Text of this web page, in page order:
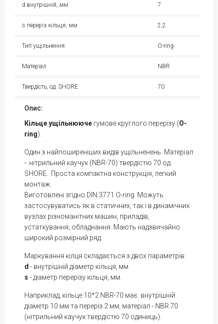
d внутрішній, мм 7
s переріз кільця, мм 2,2
Тип ущільнення O-ring
Матеріал NBR
Твердість, од. SHORE 70
Опис:
Кільцеущільнююче гумове круглого перерізу (O-
ring).
Один з найпоширеніших видів ущільненень. Матеріал
- нітрильний каучук (NBR-70) твердістю 70 од.
SHORE. Проста компактна конструкція, легкий
монтаж.
Виготовлені згідно DIN 3771 O-ring. Можуть
застосувуватись як в статичних, так і в динамічних
вузлах різноманітних машин, приладів,
устаткування, обладнання. Мають надзвичайно
широкий розмірний ряд.
Маркування кілця складається з двох параметрів:
d - внутрішній діаметр кільця, мм
s - діаметр перерізу кільця, мм.
Наприклад, кільце 10*2 NBR-70 має внутрішній
діаметр 10 мм та переріз 2 мм, матеріал - NBR 70
(нітрильний каучук твердістю 70 одиниць).